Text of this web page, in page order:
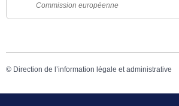
Commission européenne
© Direction de l’information légale et administrative